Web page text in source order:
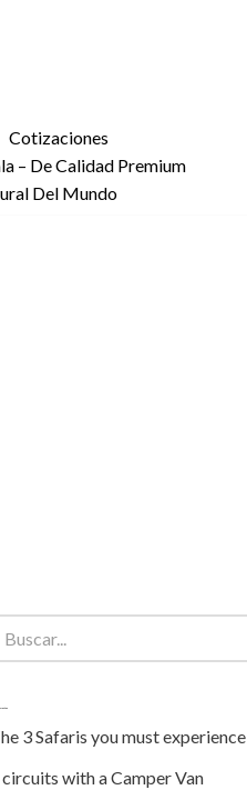
Cotizaciones
– De Calidad Premium
Del Mundo
3 Safaris you must experience
circuits with a Camper Van